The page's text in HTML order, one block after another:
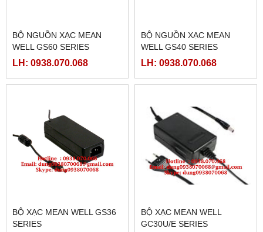
BỘ NGUỒN XẠC MEAN
WELL GS60 SERIES
LH: 0938.070.068
BỘ NGUỒN XẠC MEAN
WELL GS40 SERIES
LH: 0938.070.068
BỘ XẠC MEAN WELL GS36
SERIES
BỘ XẠC MEAN WELL
GC30U/E SERIES